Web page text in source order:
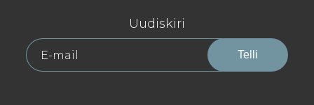
Uudiskiri